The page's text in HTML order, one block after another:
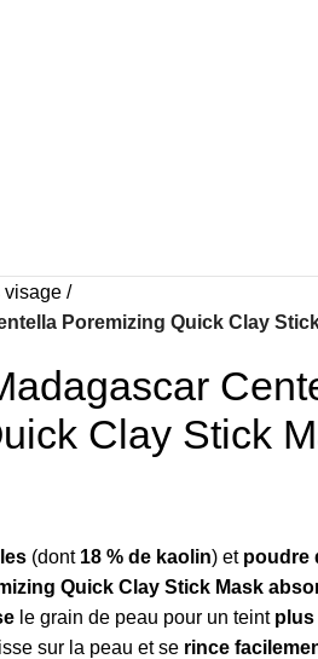
visage
Poremizing Quick Clay
Clay Stick
(dont 18 % de kaolin) et poudre
Quick Clay Stick Mask
le grain de peau pour un teint plus
sur la peau et se rince